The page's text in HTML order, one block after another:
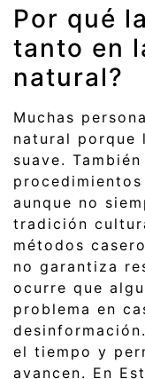
Por qué
tanto en
natural?
Muchas
natural porque
suave.
aunque no
tradición
métodos
no garantiza
ocurre que
problema en
el tiempo y
avancen. En